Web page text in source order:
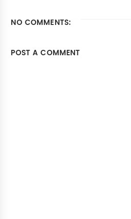
NO COMMENTS:
POST A COMMENT